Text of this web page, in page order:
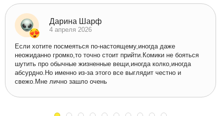
Дарина Шарф
4 апреля 2026
Если хотите посмеяться по-настоящему,иногда даже
неожиданно громко,то точно стоит прийти.Комики не бояться
шутить про обычные жизненные вещи,иногда колко,иногда
абсурдно.Но именно из-за этого все выглядит честно и
свежо.Мне лично зашло очень